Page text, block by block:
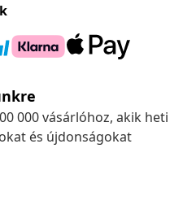
000 vásárlóhoz, akik heti
és újdonságokat